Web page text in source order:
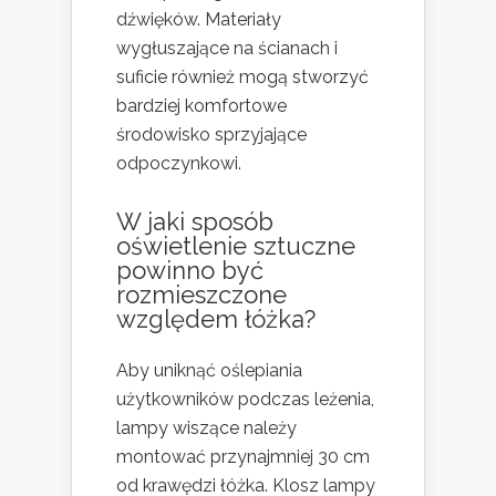
dźwięków. Materiały
wygłuszające na ścianach i
suficie również mogą stworzyć
bardziej komfortowe
środowisko sprzyjające
odpoczynkowi.
W jaki sposób
oświetlenie sztuczne
powinno być
rozmieszczone
względem łóżka?
Aby uniknąć oślepiania
użytkowników podczas leżenia,
lampy wiszące należy
montować przynajmniej 30 cm
od krawędzi łóżka. Klosz lampy